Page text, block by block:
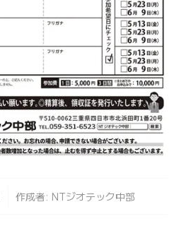
作成者: NTジオテック中部